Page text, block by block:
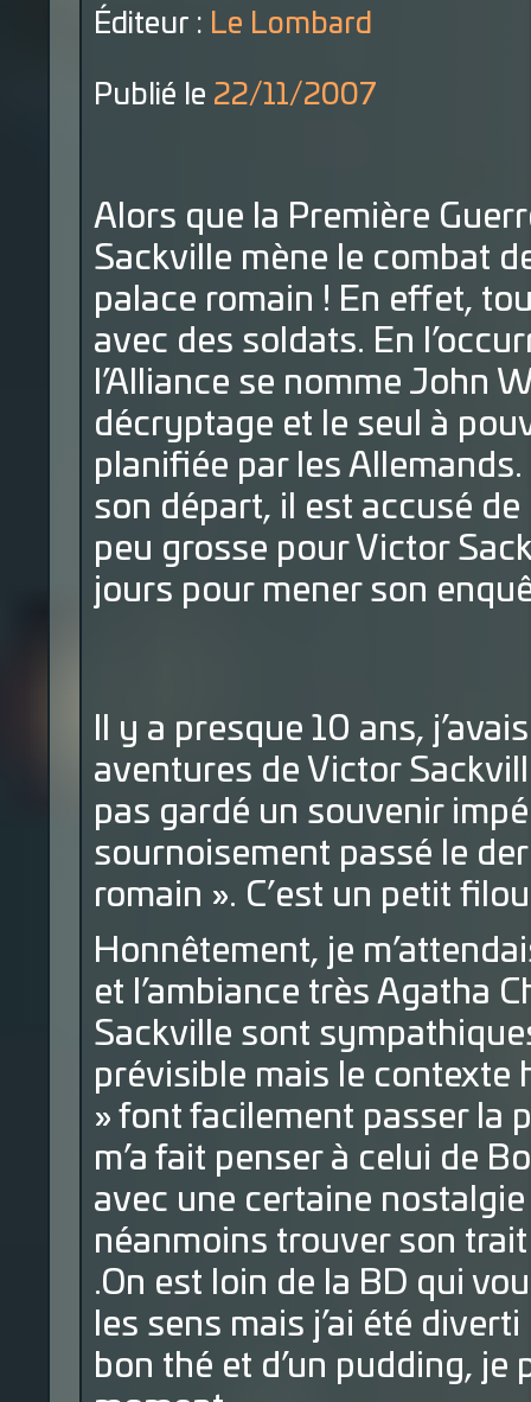
Éditeur : Le Lombard
Publié le 22/11/2007
Alors que la Première
Sackville mène le combat
palace romain ! En effet,
avec des soldats. En
l’Alliance se nomme John
décryptage et le seul à
planifiée par les
son départ, il est accusé
peu grosse pour Victor
jours pour mener son
Il y a presque 10 ans,
aventures de Victor
pas gardé un souvenir
sournoisement passé le
romain ». C’est un petit
Honnêtement, je
et l’ambiance très Agatha
Sackville sont
prévisible mais le contexte
» font facilement passer la
m’a fait penser à celui de
avec une certaine
néanmoins trouver son
.On est loin de la BD qui
les sens mais j’ai été
bon thé et d’un pudding,